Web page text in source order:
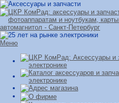
Меню